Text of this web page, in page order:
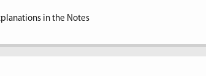
in the Notes